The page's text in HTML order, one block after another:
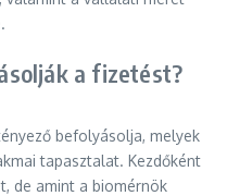
a fizetést?
befolyásolja, melyek
tapasztalat. Kezdőként
de amint a biomérnök